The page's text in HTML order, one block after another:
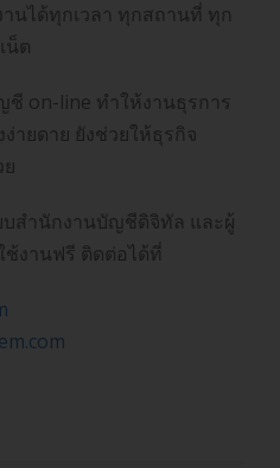
นได้ทุกเวลา ทุกสถานที่ ทุก
น็ต
ชี on-line ทำให้งานธุรการ
ายดาย ยังช่วยให้ธุรกิจ
สำนักงานบัญชีดิจิทัล และผู้
งานฟรี ติดต่อได้ที่
em.com